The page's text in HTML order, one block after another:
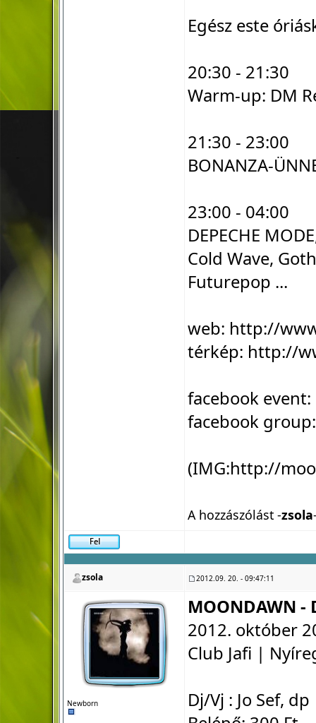
Egész este
20:30 - 21:30
Warm-up: DM
21:30 - 23:00
BONANZA-
23:00 - 04:00
DEPECHE
Cold Wave,
Futurepop ...
web: http://
térkép: http://
facebook event:
facebook
(IMG:http://
A hozzászólást -zsola
zsola 2012.09. 20. - 09:47:11
Newborn
MOONDAWN -
2012. október
Club Jafi |
Dj/Vj : Jo Sef, dp